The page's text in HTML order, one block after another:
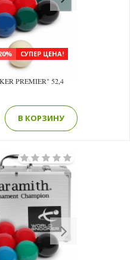
СУПЕР ЦЕНА!
PREMIER" 52,4
В КОРЗИНУ